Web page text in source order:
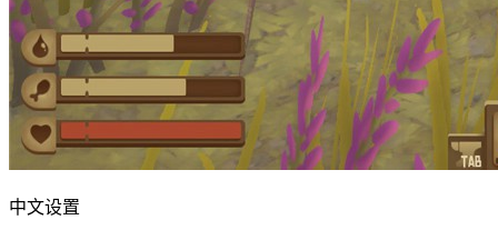
中文设置